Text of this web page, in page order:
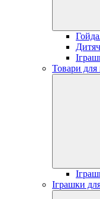
Товари для
Іграшки